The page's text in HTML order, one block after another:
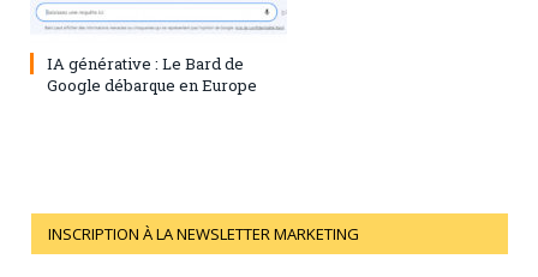
28 juillet 2023 0
IA générative : Le Bard de
Google débarque en Europe
INSCRIPTION À LA NEWSLETTER MARKETING